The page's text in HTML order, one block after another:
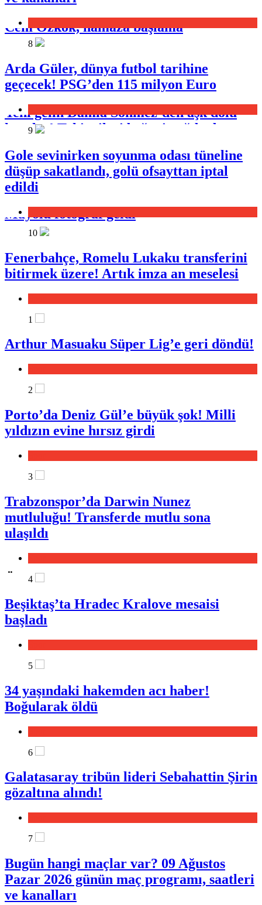
Cem Özkök, namaza başlama
yolculuğunu anlattı
3 hafta ago
Yeni gelin Damla Sönmez’den aşk dolu
kareler! Takipçileri beğeni yağdırdı
3 hafta ago
82 yaşındaki Nebahat Çehre tatilde!
Mayolu fotoğraf geldi
3 hafta ago
Spor Haberleri
8
Arda Güler, dünya futbol tarihine
geçecek! PSG’den 115 milyon Euro
9
Gole sevinirken soyunma odası tüneline
düşüp sakatlandı, golü ofsayttan iptal
edildi
10
Fenerbahçe, Romelu Lukaku transferini
bitirmek üzere! Artık imza an meselesi
1
Arthur Masuaku Süper Lig’e geri döndü!
2
Porto’da Deniz Gül’e büyük şok! Milli
yıldızın evine hırsız girdi
3
Trabzonspor’da Darwin Nunez
mutluluğu! Transferde mutlu sona
ulaşıldı
4
Beşiktaş’ta Hradec Kralove mesaisi
başladı
5
34 yaşındaki hakemden acı haber!
Boğularak öldü
6
Galatasaray tribün lideri Sebahattin Şirin
gözaltına alındı!
7
Bugün hangi maçlar var? 09 Ağustos
Pazar 2026 günün maç programı, saatleri
ve kanalları
Özel Haberler